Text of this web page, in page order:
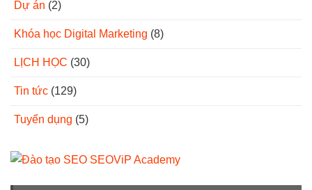
Dự án (2)
Khóa học Digital Marketing (8)
LỊCH HỌC (30)
Tin tức (129)
Tuyển dụng (5)